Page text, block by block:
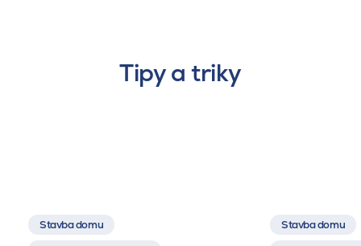
Tipy a triky
Stavba domu
Stavba domu